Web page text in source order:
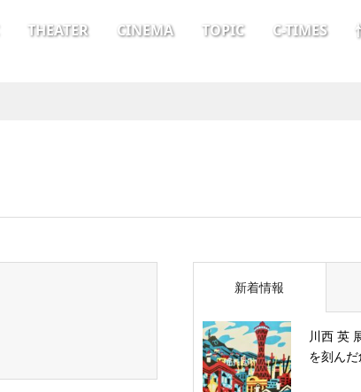
THEATER CINEMA TOPIC C-TIMES
新着情報
川西 英
を刻ん